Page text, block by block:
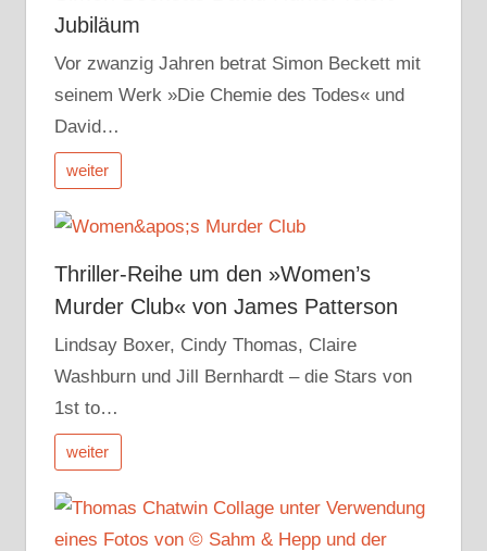
Jubiläum
Vor zwanzig Jahren betrat Simon Beckett mit
seinem Werk »Die Chemie des Todes« und
David…
weiter
Thriller-Reihe um den »Women’s
Murder Club« von James Patterson
Lindsay Boxer, Cindy Thomas, Claire
Washburn und Jill Bernhardt – die Stars von
1st to…
weiter